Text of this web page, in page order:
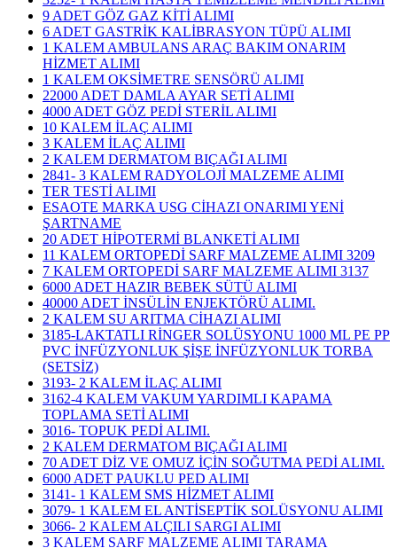
9 ADET GÖZ GAZ KİTİ ALIMI
6 ADET GASTRİK KALİBRASYON TÜPÜ ALIMI
1 KALEM AMBULANS ARAÇ BAKIM ONARIM
HİZMET ALIMI
1 KALEM OKSİMETRE SENSÖRÜ ALIMI
22000 ADET DAMLA AYAR SETİ ALIMI
4000 ADET GÖZ PEDİ STERİL ALIMI
10 KALEM İLAÇ ALIMI
3 KALEM İLAÇ ALIMI
2 KALEM DERMATOM BIÇAĞI ALIMI
2841- 3 KALEM RADYOLOJİ MALZEME ALIMI
TER TESTİ ALIMI
ESAOTE MARKA USG CİHAZI ONARIMI YENİ
ŞARTNAME
20 ADET HİPOTERMİ BLANKETİ ALIMI
11 KALEM ORTOPEDİ SARF MALZEME ALIMI 3209
7 KALEM ORTOPEDİ SARF MALZEME ALIMI 3137
6000 ADET HAZIR BEBEK SÜTÜ ALIMI
40000 ADET İNSÜLİN ENJEKTÖRÜ ALIMI.
2 KALEM SU ARITMA CİHAZI ALIMI
3185-LAKTATLI RİNGER SOLÜSYONU 1000 ML PE PP
PVC İNFÜZYONLUK ŞİŞE İNFÜZYONLUK TORBA
(SETSİZ)
3193- 2 KALEM İLAÇ ALIMI
3162-4 KALEM VAKUM YARDIMLI KAPAMA
TOPLAMA SETİ ALIMI
3016- TOPUK PEDİ ALIMI.
2 KALEM DERMATOM BIÇAĞI ALIMI
70 ADET DİZ VE OMUZ İÇİN SOĞUTMA PEDİ ALIMI.
6000 ADET PAUKLU PED ALIMI
3141- 1 KALEM SMS HİZMET ALIMI
3079- 1 KALEM EL ANTİSEPTİK SOLÜSYONU ALIMI
3066- 2 KALEM ALÇILI SARGI ALIMI
3 KALEM SARF MALZEME ALIMI TARAMA